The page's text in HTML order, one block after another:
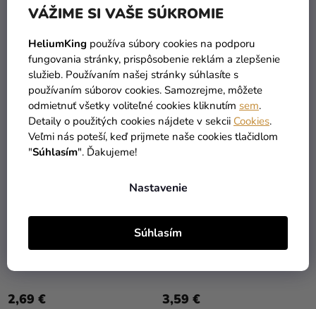
VÁŽIME SI VAŠE SÚKROMIE
HeliumKing používa súbory cookies na podporu
fungovania stránky, prispôsobenie reklám a zlepšenie
služieb. Používaním našej stránky súhlasíte s
používaním súborov cookies. Samozrejme, môžete
odmietnuť všetky voliteľné cookies kliknutím sem.
Detaily o použitých cookies nájdete v sekcii Cookies.
Veľmi nás poteší, keď prijmete naše cookies tlačidlom
"Súhlasím". Ďakujeme!
Nastavenie
Súhlasím
1,39 €
DO KOŠÍKA
2,69 €
DO KOŠÍKA
Drevený zápich na tortu -
Šesťuholník
2,69 €
Drevený zápich na tortu -
3,59 €